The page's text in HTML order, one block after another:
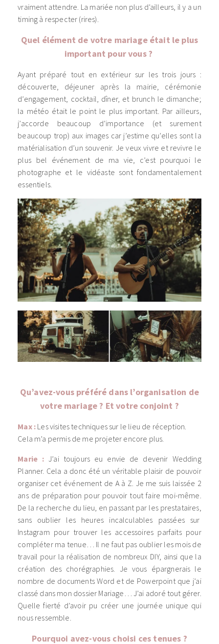
vraiment attendre. La mariée non plus d’ailleurs, il y a un
timing à respecter (rires).
Quel élément de votre mariage était le plus
important pour vous ?
Ayant préparé tout en extérieur sur les trois jours :
découverte, déjeuner après la mairie, cérémonie
d’engagement, cocktail, dîner, et brunch le dimanche;
la météo était le point le plus important. Par ailleurs,
j’accorde beaucoup d’importance (et surement
beaucoup trop) aux images car j’estime qu’elles sont la
matérialisation d’un souvenir. Je veux vivre et revivre le
plus bel événement de ma vie, c’est pourquoi le
photographe et le vidéaste sont fondamentalement
essentiels.
Qu’avez-vous préféré dans l’organisation de
votre mariage ? Et votre conjoint ?
Max : Les visites techniques sur le lieu de réception.
Cela m’a permis de me projeter encore plus.
Marie : J’ai toujours eu envie de devenir Wedding
Planner. Cela a donc été un véritable plaisir de pouvoir
organiser cet événement de A à Z. Je me suis laissée 2
ans de préparation pour pouvoir tout faire moi-même.
De la recherche du lieu, en passant par les prestataires,
sans oublier les heures incalculables passées sur
Instagram pour trouver les accessoires parfaits pour
compléter ma tenue… Il ne faut pas oublier les mois de
travail pour la réalisation de nombreux DIY, ainsi que la
création des chorégraphies. Je vous épargnerais le
nombre de documents Word et de Powerpoint que j’ai
classé dans mon dossier Mariage… J’ai adoré tout gérer.
Quelle fierté d’avoir pu créer une journée unique qui
nous ressemble.
Pourquoi avez-vous choisi ces tenues ?